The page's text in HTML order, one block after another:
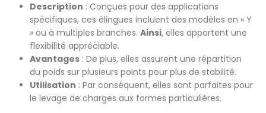
Description : Conçues pour des applications
spécifiques, ces élingues incluent des modèles en « Y
» ou à multiples branches. Ainsi, elles apportent une
flexibilité appréciable.
Avantages: De plus, elles assurent une répartition
du poids sur plusieurs points pour plus de stabilité.
Utilisation : Par conséquent, elles sont parfaites pour
le levage de charges aux formes particulières.